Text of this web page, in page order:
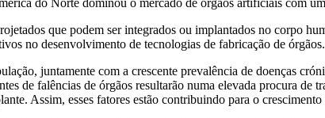
que podem ser integrados ou implantados no corpo
no desenvolvimento de tecnologias de fabricação de órgãos.
juntamente com a crescente prevalência de doenças
de falências de órgãos resultarão numa elevada procura
Assim, esses fatores estão contribuindo para o crescimento